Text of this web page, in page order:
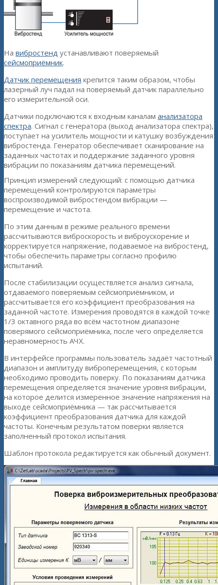
На вибростенд устанавливают поверяемый
сейсмоприёмник.
Датчик перемещения крепится таким образом, чтобы
лазерный луч падал на поверяемый датчик параллельно
его измерительной оси.
Датчики подключаются к входным каналам анализатора
спектра. Сигнал с генератора (выход анализатора спектра),
поступает на усилитель мощности и катушку возбуждения
вибростенда. Генератор обеспечивает сканирование на
заданных частотах и поддержание заданного уровня
вибрации по показаниям датчика перемещений.
Принцип измерений следующий: с помощью датчика
перемещений контролируются параметры
воспроизводимой вибростендом вибрации —
перемещение и частота.
По этим данным в режиме реального времени
рассчитываются виброскорость и виброускорение и
корректируется напряжение, подаваемое на вибростенд,
чтобы обеспечить параметры согласно профилю
испытаний.
После стабилизации осуществляется анализ сигнала,
отдаваемого поверяемым сейсмоприёмником, и
рассчитывается его коэффициент преобразования на
заданной частоте. Измерения проводятся в каждой точке
1/3 октавного ряда во всём частотном диапазоне
поверямого сейсмоприёмника, после чего определяется
неравномерность АЧХ.
В интерфейсе программы пользователь задаёт частотный
диапазон и амплитуду виброперемещения, с которым
необходимо проводить поверку. По показаниям датчика
перемещения определяется значение уровня вибрации,
на которое делится измеренное значение напряжения на
выходе сейсмоприёмника — так рассчитывается
коэффициент преобразования датчика для каждой
частоты. Конечным результатом поверки является
заполненный протокол испытания.
Шаблон протокола редактируется как обычный документ.